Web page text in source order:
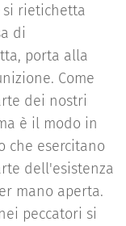
rietichetta
di
porta alla
Come
dei nostri
è il modo in
che esercitano
dell'esistenza
mano aperta.
peccatori si